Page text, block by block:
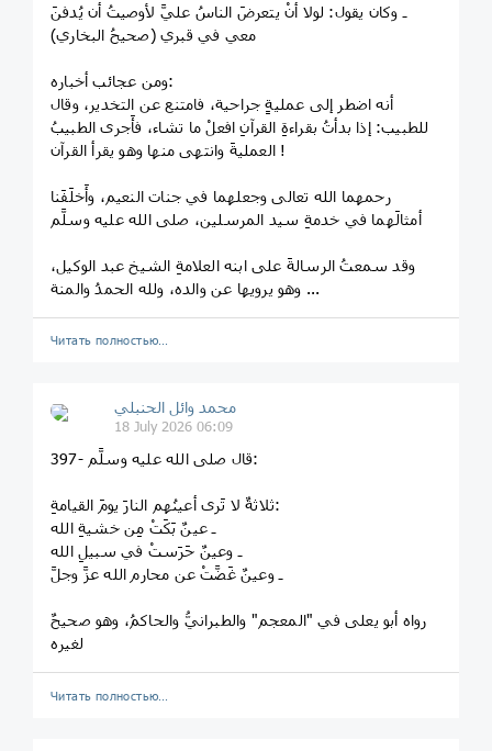
ـ وكان يقول: لولا أنْ يتعرضَ الناسُ عليَّ لأوصيتُ أن يُدفنَ
معي في قبري (صحيحُ البخاري)
ومن عجائب أخباره:
أنه اضطر إلى عمليةٍ جراحية، فامتنع عن التخدير، وقال
للطبيب: إذا بدأتُ بقراءةِ القرآنِ افعلْ ما تشاء، فأَجرى الطبيبُ
العمليةَ وانتهى منها وهو يقرأ القرآن !
رحمهما الله تعالى وجعلهما في جنات النعيم، وأَخلَفَنا
أمثالَهما في خدمةِ سيد المرسلين، صلى الله عليه وسلَّم
وقد سمعتُ الرسالةَ على ابنه العلامةِ الشيخ عبد الوكيل،
وهو يرويها عن والده، ولله الحمدُ والمنة ...
Читать полностью…
محمد وائل الحنبلي
18 July 2026 06:09
397- قال صلى الله عليه وسلَّم:
ثلاثةٌ لا تَرى أعينُهم النارَ يومَ القيامةِ:
ـ عينٌ بَكَتْ مِن خشيةِ الله
ـ وعينٌ حَرَستْ في سبيلِ الله
ـ وعينٌ غَضَّتْ عن محارم الله عزَّ وجلَّ
رواه أبو يعلى في "المعجم" والطبرانيُّ والحاكمُ، وهو صحيحٌ
لغيره
Читать полностью…